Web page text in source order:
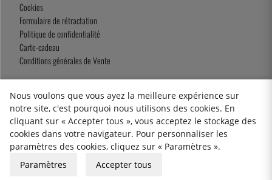
Cookies
Formulaire de rétractation
Politique de confidentialité
Carte-cadeau
Conditions générales de Vente
2026 KitchenLab AB
Nous voulons que vous ayez la meilleure expérience sur
notre site, c'est pourquoi nous utilisons des cookies. En
cliquant sur « Accepter tous », vous acceptez le stockage des
cookies dans votre navigateur. Pour personnaliser les
paramètres des cookies, cliquez sur « Paramètres ».
Paramètres
Accepter tous